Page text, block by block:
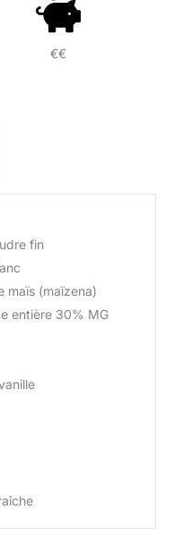
€€
fin
maïs (maïzena)
entière 30% MG